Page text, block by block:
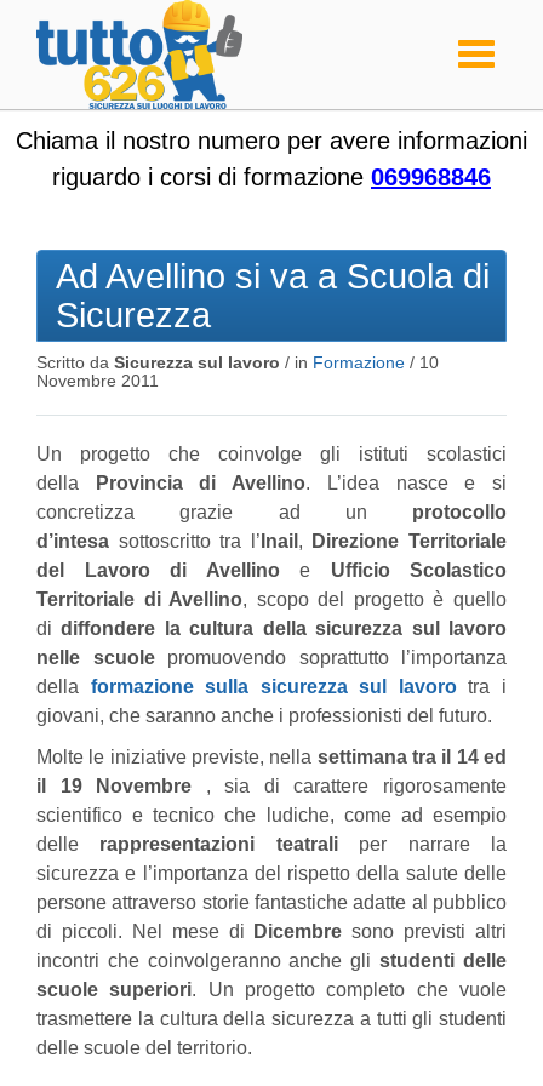
Toggle
Chiama il nostro numero per avere informazioni
riguardo i corsi di formazione 069968846
Ad Avellino si va a Scuola di
Sicurezza
Scritto da Sicurezza sul lavoro / in Formazione / 10
Novembre 2011
Un progetto che coinvolge gli istituti scolastici
della
Provincia di Avellino. L’idea nasce e si
concretizza grazie ad un protocollo
d’intesa sottoscritto tra l’ Inail ,
Direzione Territoriale
del Lavoro di Avellinoe Ufficio Scolastico
Territoriale di Avellino, scopo del progetto è quello
didiffondere la cultura della sicurezza sul lavoro
nelle scuolepromuovendo soprattutto l’importanza
della formazione sulla sicurezza sul lavorotra i
giovani, che saranno anche i professionisti del futuro.
Molte le iniziative previste, nella settimana tra il 14 ed
il 19 Novembre , sia di carattere rigorosamente
scientifico e tecnico che ludiche, come ad esempio
delle rappresentazioni teatraliper narrare la
sicurezza e l’importanza del rispetto della salute delle
persone attraverso storie fantastiche adatte al pubblico
di piccoli. Nel mese di
Dicembre sono previsti altri
incontri che coinvolgeranno anche glistudenti delle
scuole superiori. Un progetto completo che vuole
trasmettere la cultura della sicurezza a tutti gli studenti
delle scuole del territorio.